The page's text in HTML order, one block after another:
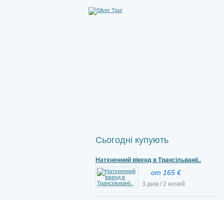
Сьогодні купують
Натхненний вікенд в Трансільванії..
от 165 €
3 днів / 2 ночей